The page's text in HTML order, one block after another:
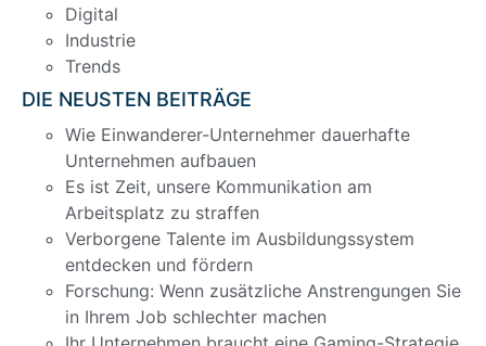
Digital
Industrie
Trends
DIE NEUSTEN BEITRÄGE
Wie Einwanderer-Unternehmer dauerhafte
Unternehmen aufbauen
Es ist Zeit, unsere Kommunikation am
Arbeitsplatz zu straffen
Verborgene Talente im Ausbildungssystem
entdecken und fördern
Forschung: Wenn zusätzliche Anstrengungen Sie
in Ihrem Job schlechter machen